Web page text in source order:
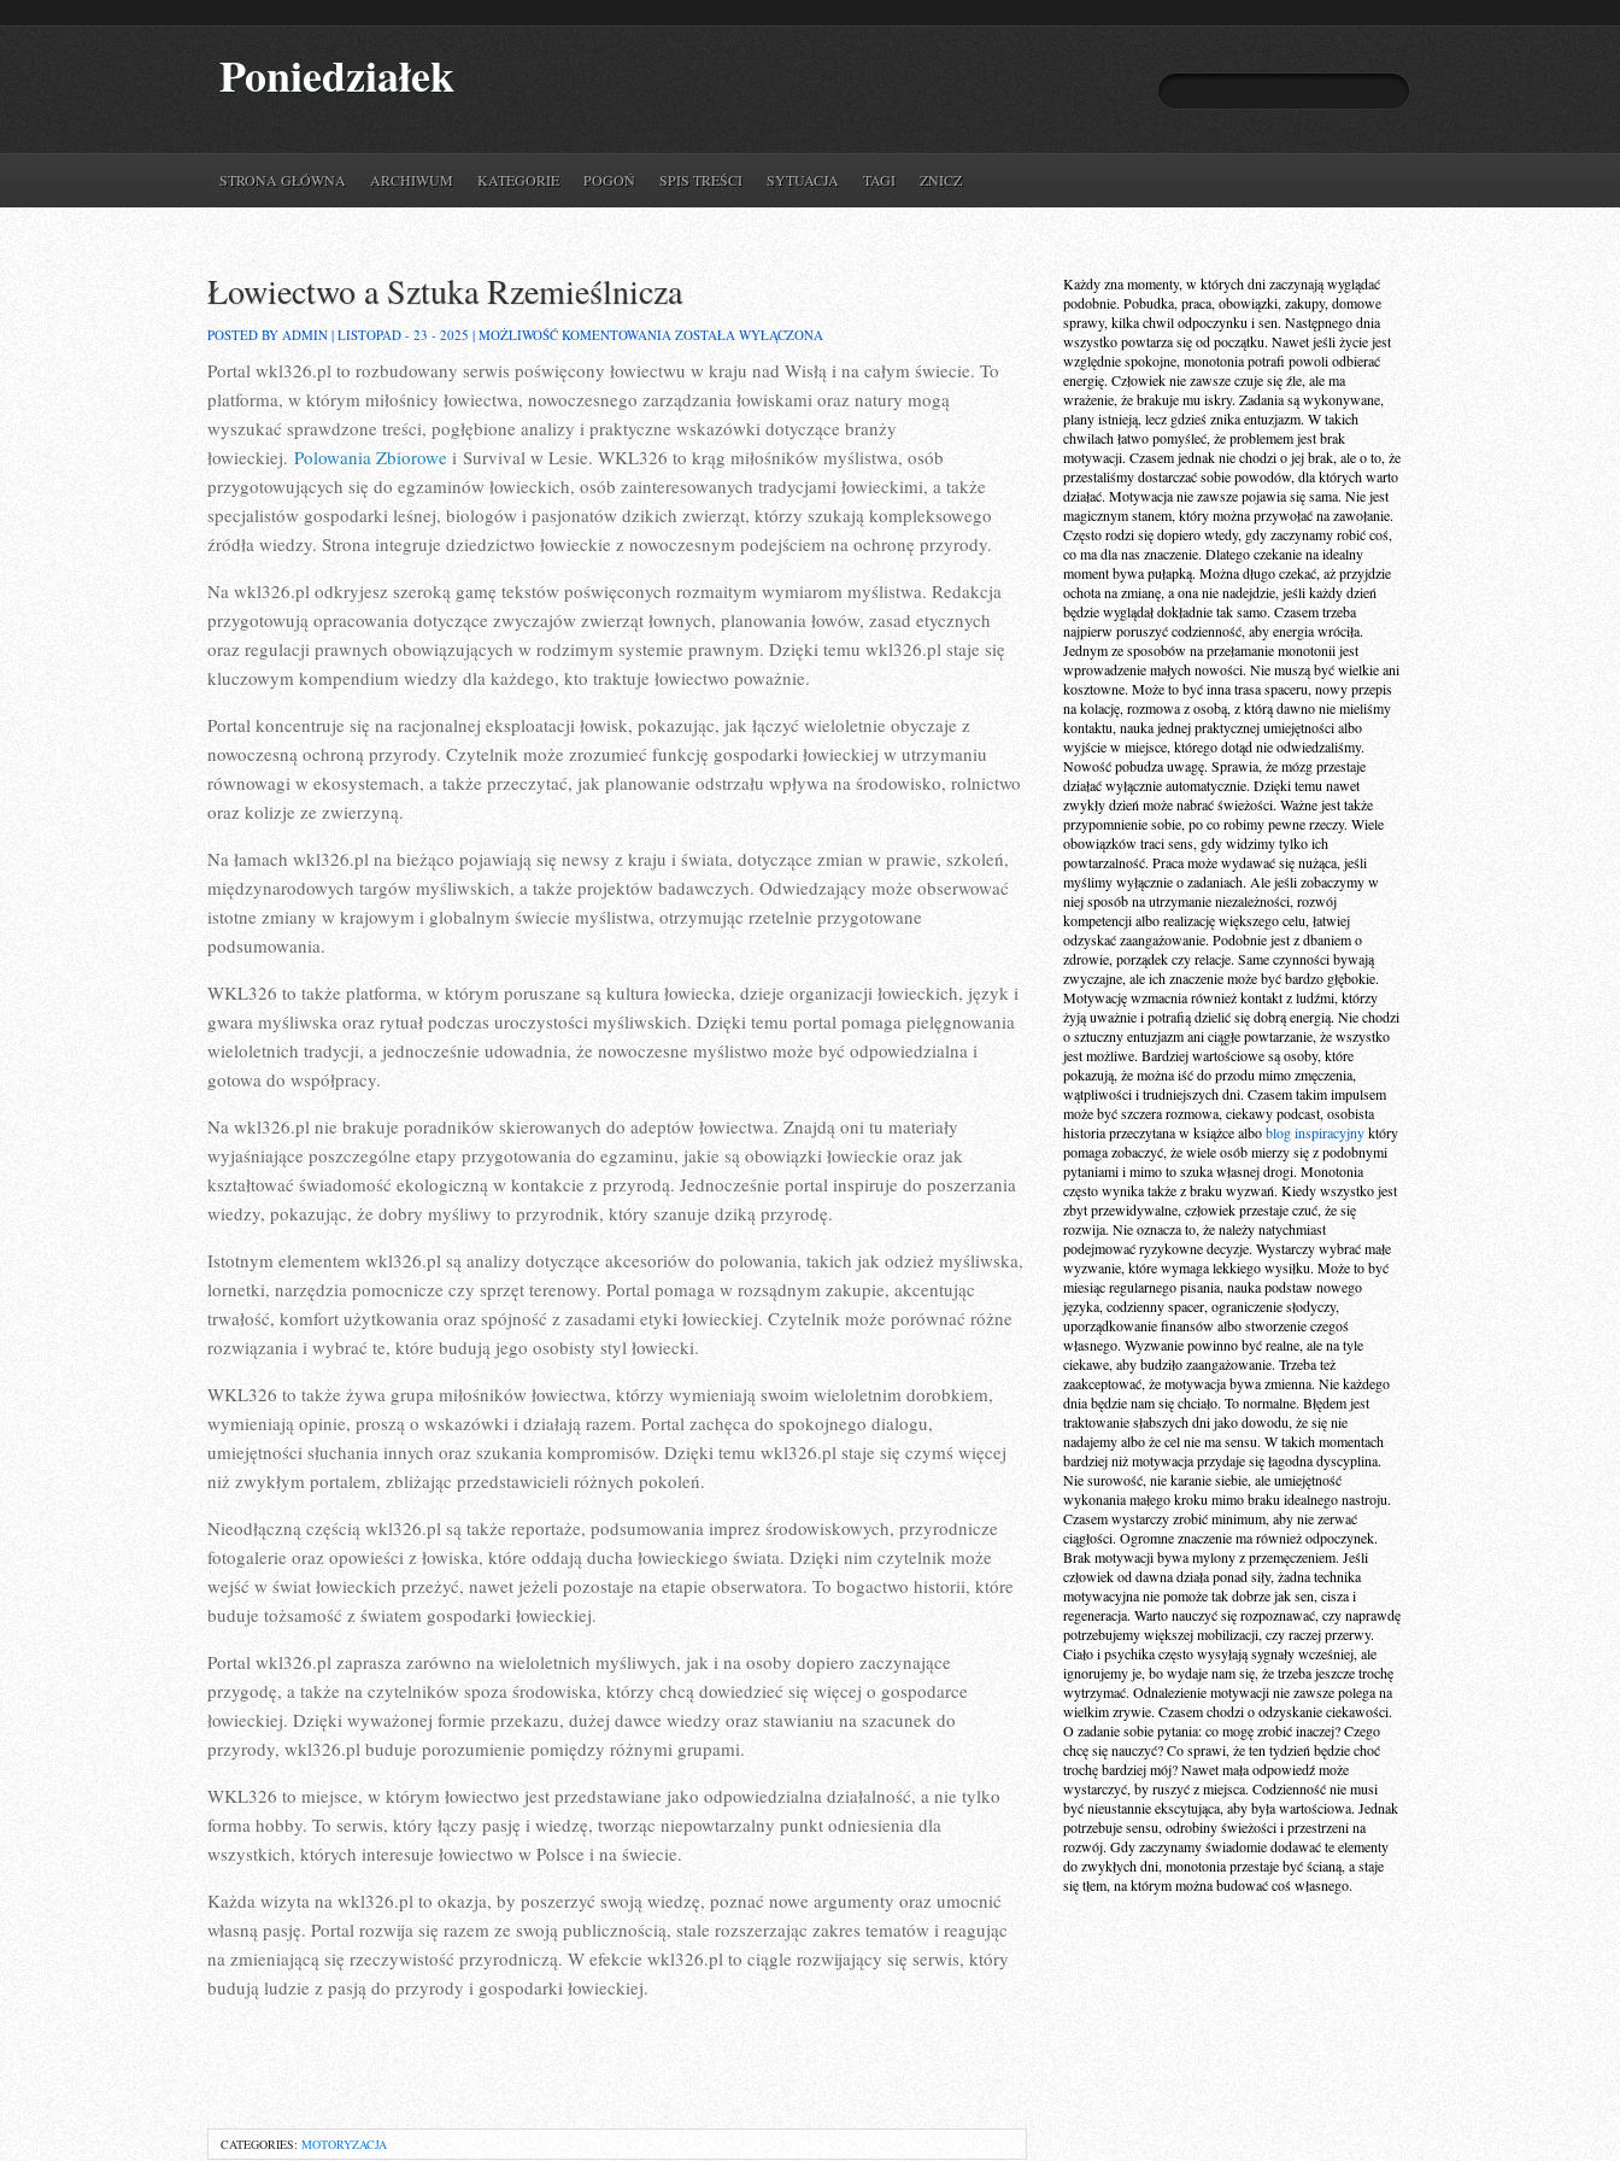
Poniedziałek
STRONA GŁÓWNA ARCHIWUM KATEGORIE POGOŃ SPIS TREŚCI SYTUACJA TAGI ZNICZ
Łowiectwo a Sztuka Rzemieślnicza
POSTED BY ADMIN | LISTOPAD - 23 - 2025 | MOŻLIWOŚĆ KOMENTOWANIA ŁOWIECTWO
SZTUKA
RZEMIEŚLNICZA
ZOSTAŁA WYŁĄCZONA
Portal wkl326.pl to rozbudowany serwis poświęcony łowiectwu w kraju nad Wisłą i na całym świecie. To
platforma, w którym miłośnicy łowiectwa, nowoczesnego zarządzania łowiskami oraz natury mogą
wyszukać sprawdzone treści, pogłębione analizy i praktyczne wskazówki dotyczące branży
łowieckiej. Polowania Zbiorowe i Survival w Lesie. WKL326 to krąg miłośników myślistwa, osób
przygotowujących się do egzaminów łowieckich, osób zainteresowanych tradycjami łowieckimi, a także
specjalistów gospodarki leśnej, biologów i pasjonatów dzikich zwierząt, którzy szukają kompleksowego
źródła wiedzy. Strona integruje dziedzictwo łowieckie z nowoczesnym podejściem na ochronę przyrody.
Na wkl326.pl odkryjesz szeroką gamę tekstów poświęconych rozmaitym wymiarom myślistwa. Redakcja
przygotowują opracowania dotyczące zwyczajów zwierząt łownych, planowania łowów, zasad etycznych
oraz regulacji prawnych obowiązujących w rodzimym systemie prawnym. Dzięki temu wkl326.pl staje się
kluczowym kompendium wiedzy dla każdego, kto traktuje łowiectwo poważnie.
Portal koncentruje się na racjonalnej eksploatacji łowisk, pokazując, jak łączyć wieloletnie obyczaje z
nowoczesną ochroną przyrody. Czytelnik może zrozumieć funkcję gospodarki łowieckiej w utrzymaniu
równowagi w ekosystemach, a także przeczytać, jak planowanie odstrzału wpływa na środowisko, rolnictwo
oraz kolizje ze zwierzyną.
Na łamach wkl326.pl na bieżąco pojawiają się newsy z kraju i świata, dotyczące zmian w prawie, szkoleń,
międzynarodowych targów myśliwskich, a także projektów badawczych. Odwiedzający może obserwować
istotne zmiany w krajowym i globalnym świecie myślistwa, otrzymując rzetelnie przygotowane
podsumowania.
WKL326 to także platforma, w którym poruszane są kultura łowiecka, dzieje organizacji łowieckich, język i
gwara myśliwska oraz rytuał podczas uroczystości myśliwskich. Dzięki temu portal pomaga pielęgnowania
wieloletnich tradycji, a jednocześnie udowadnia, że nowoczesne myślistwo może być odpowiedzialna i
gotowa do współpracy.
Na wkl326.pl nie brakuje poradników skierowanych do adeptów łowiectwa. Znajdą oni tu materiały
wyjaśniające poszczególne etapy przygotowania do egzaminu, jakie są obowiązki łowieckie oraz jak
kształtować świadomość ekologiczną w kontakcie z przyrodą. Jednocześnie portal inspiruje do poszerzania
wiedzy, pokazując, że dobry myśliwy to przyrodnik, który szanuje dziką przyrodę.
Istotnym elementem wkl326.pl są analizy dotyczące akcesoriów do polowania, takich jak odzież myśliwska,
lornetki, narzędzia pomocnicze czy sprzęt terenowy. Portal pomaga w rozsądnym zakupie, akcentując
trwałość, komfort użytkowania oraz spójność z zasadami etyki łowieckiej. Czytelnik może porównać różne
rozwiązania i wybrać te, które budują jego osobisty styl łowiecki.
WKL326 to także żywa grupa miłośników łowiectwa, którzy wymieniają swoim wieloletnim dorobkiem,
wymieniają opinie, proszą o wskazówki i działają razem. Portal zachęca do spokojnego dialogu,
umiejętności słuchania innych oraz szukania kompromisów. Dzięki temu wkl326.pl staje się czymś więcej
niż zwykłym portalem, zbliżając przedstawicieli różnych pokoleń.
Nieodłączną częścią wkl326.pl są także reportaże, podsumowania imprez środowiskowych, przyrodnicze
fotogalerie oraz opowieści z łowiska, które oddają ducha łowieckiego świata. Dzięki nim czytelnik może
wejść w świat łowieckich przeżyć, nawet jeżeli pozostaje na etapie obserwatora. To bogactwo historii, które
buduje tożsamość z światem gospodarki łowieckiej.
Portal wkl326.pl zaprasza zarówno na wieloletnich myśliwych, jak i na osoby dopiero zaczynające
przygodę, a także na czytelników spoza środowiska, którzy chcą dowiedzieć się więcej o gospodarce
łowieckiej. Dzięki wyważonej formie przekazu, dużej dawce wiedzy oraz stawianiu na szacunek do
przyrody, wkl326.pl buduje porozumienie pomiędzy różnymi grupami.
WKL326 to miejsce, w którym łowiectwo jest przedstawiane jako odpowiedzialna działalność, a nie tylko
forma hobby. To serwis, który łączy pasję i wiedzę, tworząc niepowtarzalny punkt odniesienia dla
wszystkich, których interesuje łowiectwo w Polsce i na świecie.
Każda wizyta na wkl326.pl to okazja, by poszerzyć swoją wiedzę, poznać nowe argumenty oraz umocnić
własną pasję. Portal rozwija się razem ze swoją publicznością, stale rozszerzając zakres tematów i reagując
na zmieniającą się rzeczywistość przyrodniczą. W efekcie wkl326.pl to ciągle rozwijający się serwis, który
budują ludzie z pasją do przyrody i gospodarki łowieckiej.
CATEGORIES: MOTORYZACJA
Każdy zna momenty, w których dni zaczynają wyglądać
podobnie. Pobudka, praca, obowiązki, zakupy, domowe
sprawy, kilka chwil odpoczynku i sen. Następnego dnia
wszystko powtarza się od początku. Nawet jeśli życie jest
względnie spokojne, monotonia potrafi powoli odbierać
energię. Człowiek nie zawsze czuje się źle, ale ma
wrażenie, że brakuje mu iskry. Zadania są wykonywane,
plany istnieją, lecz gdzieś znika entuzjazm. W takich
chwilach łatwo pomyśleć, że problemem jest brak
motywacji. Czasem jednak nie chodzi o jej brak, ale o to, że
przestaliśmy dostarczać sobie powodów, dla których warto
działać. Motywacja nie zawsze pojawia się sama. Nie jest
magicznym stanem, który można przywołać na zawołanie.
Często rodzi się dopiero wtedy, gdy zaczynamy robić coś,
co ma dla nas znaczenie. Dlatego czekanie na idealny
moment bywa pułapką. Można długo czekać, aż przyjdzie
ochota na zmianę, a ona nie nadejdzie, jeśli każdy dzień
będzie wyglądał dokładnie tak samo. Czasem trzeba
najpierw poruszyć codzienność, aby energia wróciła.
Jednym ze sposobów na przełamanie monotonii jest
wprowadzenie małych nowości. Nie muszą być wielkie ani
kosztowne. Może to być inna trasa spaceru, nowy przepis
na kolację, rozmowa z osobą, z którą dawno nie mieliśmy
kontaktu, nauka jednej praktycznej umiejętności albo
wyjście w miejsce, którego dotąd nie odwiedzaliśmy.
Nowość pobudza uwagę. Sprawia, że mózg przestaje
działać wyłącznie automatycznie. Dzięki temu nawet
zwykły dzień może nabrać świeżości. Ważne jest także
przypomnienie sobie, po co robimy pewne rzeczy. Wiele
obowiązków traci sens, gdy widzimy tylko ich
powtarzalność. Praca może wydawać się nużąca, jeśli
myślimy wyłącznie o zadaniach. Ale jeśli zobaczymy w
niej sposób na utrzymanie niezależności, rozwój
kompetencji albo realizację większego celu, łatwiej
odzyskać zaangażowanie. Podobnie jest z dbaniem o
zdrowie, porządek czy relacje. Same czynności bywają
zwyczajne, ale ich znaczenie może być bardzo głębokie.
Motywację wzmacnia również kontakt z ludźmi, którzy
żyją uważnie i potrafią dzielić się dobrą energią. Nie chodzi
o sztuczny entuzjazm ani ciągłe powtarzanie, że wszystko
jest możliwe. Bardziej wartościowe są osoby, które
pokazują, że można iść do przodu mimo zmęczenia,
wątpliwości i trudniejszych dni. Czasem takim impulsem
może być szczera rozmowa, ciekawy podcast, osobista
historia przeczytana w książce alboblog inspiracyjnyktóry
pomaga zobaczyć, że wiele osób mierzy się z podobnymi
pytaniami i mimo to szuka własnej drogi. Monotonia
często wynika także z braku wyzwań. Kiedy wszystko jest
zbyt przewidywalne, człowiek przestaje czuć, że się
rozwija. Nie oznacza to, że należy natychmiast
podejmować ryzykowne decyzje. Wystarczy wybrać małe
wyzwanie, które wymaga lekkiego wysiłku. Może to być
miesiąc regularnego pisania, nauka podstaw nowego
języka, codzienny spacer, ograniczenie słodyczy,
uporządkowanie finansów albo stworzenie czegoś
własnego. Wyzwanie powinno być realne, ale na tyle
ciekawe, aby budziło zaangażowanie. Trzeba też
zaakceptować, że motywacja bywa zmienna. Nie każdego
dnia będzie nam się chciało. To normalne. Błędem jest
traktowanie słabszych dni jako dowodu, że się nie
nadajemy albo że cel nie ma sensu. W takich momentach
bardziej niż motywacja przydaje się łagodna dyscyplina.
Nie surowość, nie karanie siebie, ale umiejętność
wykonania małego kroku mimo braku idealnego nastroju.
Czasem wystarczy zrobić minimum, aby nie zerwać
ciągłości. Ogromne znaczenie ma również odpoczynek.
Brak motywacji bywa mylony z przemęczeniem. Jeśli
człowiek od dawna działa ponad siły, żadna technika
motywacyjna nie pomoże tak dobrze jak sen, cisza i
regeneracja. Warto nauczyć się rozpoznawać, czy naprawdę
potrzebujemy większej mobilizacji, czy raczej przerwy.
Ciało i psychika często wysyłają sygnały wcześniej, ale
ignorujemy je, bo wydaje nam się, że trzeba jeszcze trochę
wytrzymać. Odnalezienie motywacji nie zawsze polega na
wielkim zrywie. Czasem chodzi o odzyskanie ciekawości.
O zadanie sobie pytania: co mogę zrobić inaczej? Czego
chcę się nauczyć? Co sprawi, że ten tydzień będzie choć
trochę bardziej mój? Nawet mała odpowiedź może
wystarczyć, by ruszyć z miejsca. Codzienność nie musi
być nieustannie ekscytująca, aby była wartościowa. Jednak
potrzebuje sensu, odrobiny świeżości i przestrzeni na
rozwój. Gdy zaczynamy świadomie dodawać te elementy
do zwykłych dni, monotonia przestaje być ścianą, a staje
się tłem, na którym można budować coś własnego.